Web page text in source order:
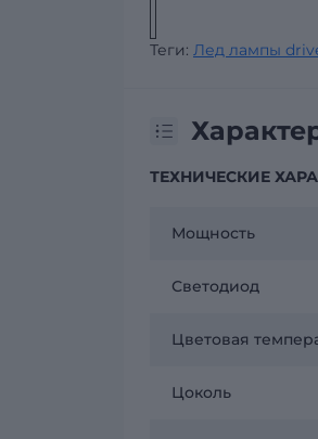
Теги: Лед лампы
ТЕХНИЧЕСКИЕ
Мощность
Светодиод
Цветовая
Цоколь